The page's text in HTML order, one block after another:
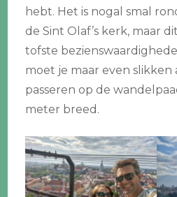
hebt. Het is nogal smal
de Sint Olaf’s kerk, maar
tofste
moet je maar even slikken
passeren op de
meter breed.